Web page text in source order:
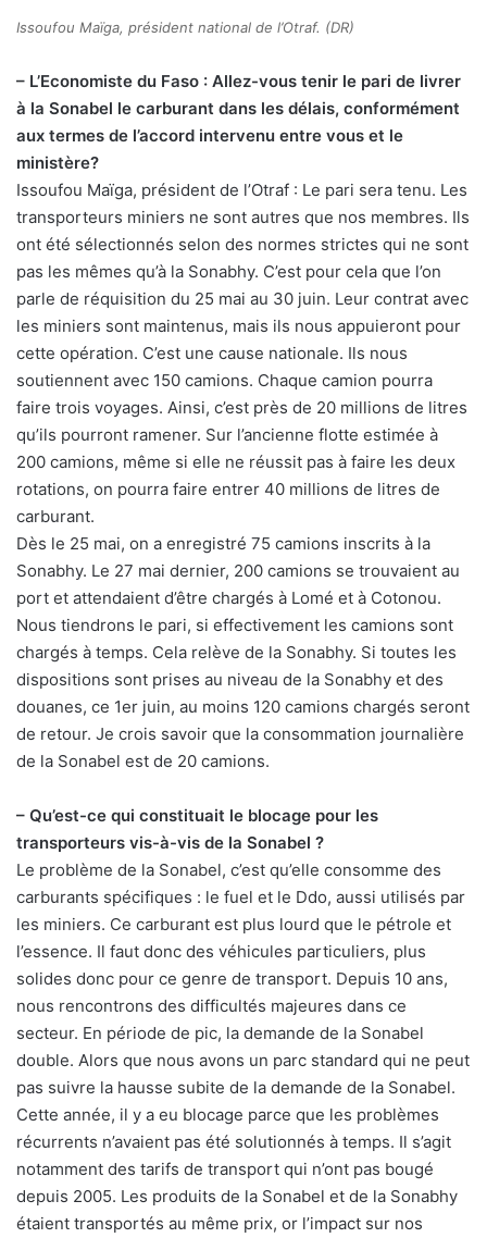
Issoufou Maïga, président national de l’Otraf. (DR)
– L’Economiste du Faso : Allez-vous tenir le pari de livrer
à la Sonabel le carburant dans les délais, conformément
aux termes de l’accord intervenu entre vous et le
ministère?
Issoufou Maïga, président de l’Otraf : Le pari sera tenu. Les
transporteurs miniers ne sont autres que nos membres. Ils
ont été sélectionnés selon des normes strictes qui ne sont
pas les mêmes qu’à la Sonabhy. C’est pour cela que l’on
parle de réquisition du 25 mai au 30 juin. Leur contrat avec
les miniers sont maintenus, mais ils nous appuieront pour
cette opération. C’est une cause nationale. Ils nous
soutiennent avec 150 camions. Chaque camion pourra
faire trois voyages. Ainsi, c’est près de 20 millions de litres
qu’ils pourront ramener. Sur l’ancienne flotte estimée à
200 camions, même si elle ne réussit pas à faire les deux
rotations, on pourra faire entrer 40 millions de litres de
carburant.
Dès le 25 mai, on a enregistré 75 camions inscrits à la
Sonabhy. Le 27 mai dernier, 200 camions se trouvaient au
port et attendaient d’être chargés à Lomé et à Cotonou.
Nous tiendrons le pari, si effectivement les camions sont
chargés à temps. Cela relève de la Sonabhy. Si toutes les
dispositions sont prises au niveau de la Sonabhy et des
douanes, ce 1er juin, au moins 120 camions chargés seront
de retour. Je crois savoir que la consommation journalière
de la Sonabel est de 20 camions.
– Qu’est-ce qui constituait le blocage pour les
transporteurs vis-à-vis de la Sonabel ?
Le problème de la Sonabel, c’est qu’elle consomme des
carburants spécifiques : le fuel et le Ddo, aussi utilisés par
les miniers. Ce carburant est plus lourd que le pétrole et
l’essence. Il faut donc des véhicules particuliers, plus
solides donc pour ce genre de transport. Depuis 10 ans,
nous rencontrons des difficultés majeures dans ce
secteur. En période de pic, la demande de la Sonabel
double. Alors que nous avons un parc standard qui ne peut
pas suivre la hausse subite de la demande de la Sonabel.
Cette année, il y a eu blocage parce que les problèmes
récurrents n’avaient pas été solutionnés à temps. Il s’agit
notamment des tarifs de transport qui n’ont pas bougé
depuis 2005. Les produits de la Sonabel et de la Sonabhy
étaient transportés au même prix, or l’impact sur nos